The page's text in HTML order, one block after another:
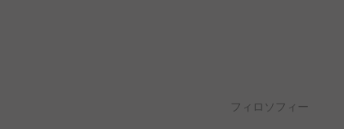
フィロソフィー